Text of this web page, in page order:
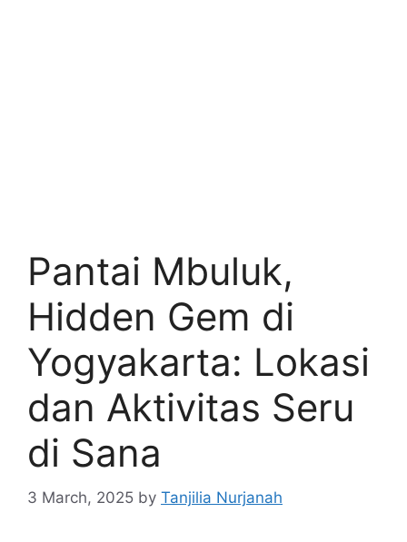
Pantai Mbuluk,
Hidden Gem di
Yogyakarta: Lokasi
dan Aktivitas Seru
di Sana
3 March, 2025 by Tanjilia Nurjanah